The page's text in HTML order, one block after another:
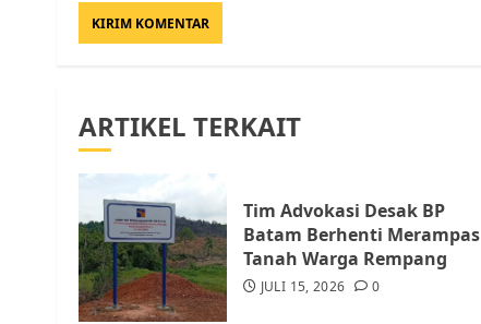
ARTIKEL TERKAIT
Tim Advokasi Desak BP
Batam Berhenti Merampas
Tanah Warga Rempang
JULI 15, 2026 0